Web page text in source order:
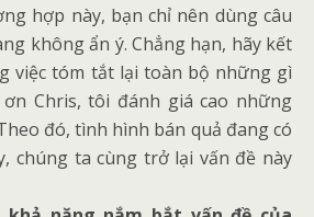
hợp này, bạn chỉ nên dùng câu
không ẩn ý. Chẳng hạn, hãy kết
việc tóm tắt lại toàn bộ những gì
ơn Chris, tôi đánh giá cao những
đó, tình hình bán quả đang có
chúng ta cùng trở lại vấn đề này